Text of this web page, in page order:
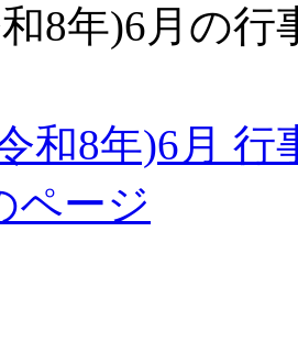
8年)6月の
和8年)6月
ページ